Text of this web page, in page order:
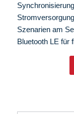
Szenarien am
Bluetooth LE für